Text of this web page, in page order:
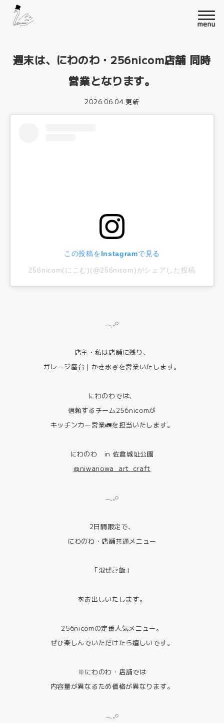
週末は、にわのわ・256nicom店舗 同時
営業となります。
2026.06.04 更新
この投稿をInstagramで見る
256nicom(にこむ)(@256nicom)がシェアした投稿
𓂃𓈒𓏸
店主・私は店舗に残り、
ガレージ屋台｜かき氷🍧を営業いたします。
にわのわでは、
信頼するチーム256nicomが
キッチンカー営業🚛を担当いたします。
にわのわ in 佐倉城址公園
@niwanowa_art_craft
𓂃𓈒𓏸
2日間限定で、
にわのわ・店舗共通メニュー
「混ぜご飯」
をお出しいたします。
256nicomの定番人気メニュー。
ぜひ楽しんでいただけたら嬉しいです。
※にわのわ・店舗では
内容量が異なるため価格が異なります。
𓂃𓈒𓏸